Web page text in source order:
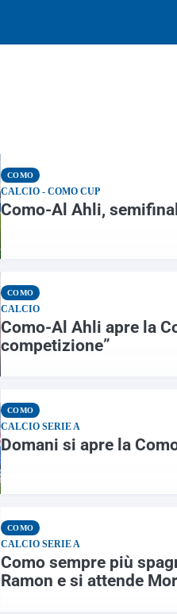
COMO
CALCIO - COMO CUP
Como-Al Ahli,
COMO
CALCIO
Como-Al Ahli apre la
competizione”
COMO
CALCIO SERIE A
Domani si apre la
COMO
CALCIO SERIE A
Como sempre più
Ramon e si attende